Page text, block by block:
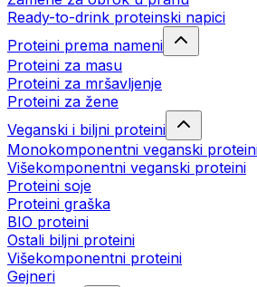
Ready-to-drink proteinski napici
Proteini prema nameni
Proteini za masu
Proteini za mršavljenje
Proteini za žene
Veganski i biljni proteini
Monokomponentni veganski
Višekomponentni veganski proteini
Proteini soje
Proteini graška
BIO proteini
Ostali biljni proteini
Višekomponentni proteini
Gejneri